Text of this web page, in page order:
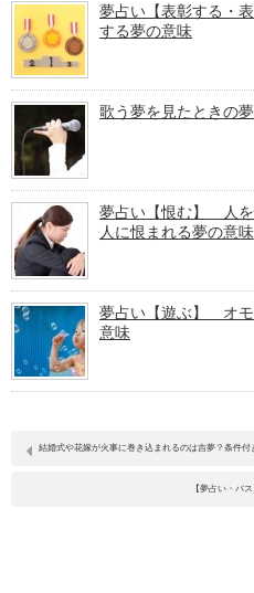
夢占い【表彰する・
する夢の意味
歌う夢を見たときの
夢占い【恨む】 人を
人に恨まれる夢の意味
夢占い【遊ぶ】 オモ
意味
結婚式や花嫁が火事に巻き込まれるのは吉夢？条件付
【夢占い・バ